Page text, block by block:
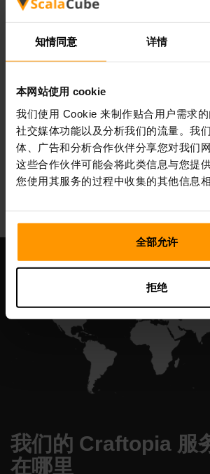
知情同意 详情
本网站使用 cookie
我们使用 Cookie 来制作贴合用户需求
社交媒体功能以及分析我们的流量。我
体、广告和分析合作伙伴分享您对我们
这些合作伙伴可能会将此类信息与您提
您使用其服务的过程中收集的其他信息相
全部允许
拒绝
服务器托管
All Games
我们的 Craftopia 服
在哪里